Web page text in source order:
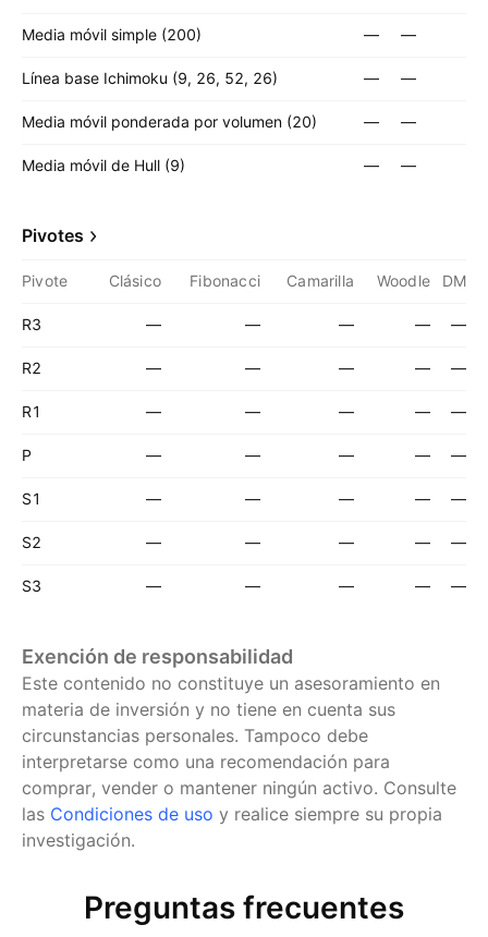
Media móvil simple (200) — —
Línea base Ichimoku (9, 26, 52, 26) — —
Media móvil ponderada por volumen (20) — —
Media móvil de Hull (9) — —
Pivotes
Pivote Clásico Fibonacci Camarilla Woodle DM
R3 — — — — —
R2 — — — — —
R1 — — — — —
P — — — — —
S1 — — — — —
S2 — — — — —
S3 — — — — —
Exención de responsabilidad
Este contenido no constituye un asesoramiento en
materia de inversión y no tiene en cuenta sus
circunstancias personales. Tampoco debe
interpretarse como una recomendación para
comprar, vender o mantener ningún activo. Consulte
las Condiciones de uso y realice siempre su propia
investigación.
Preguntas frecuentes